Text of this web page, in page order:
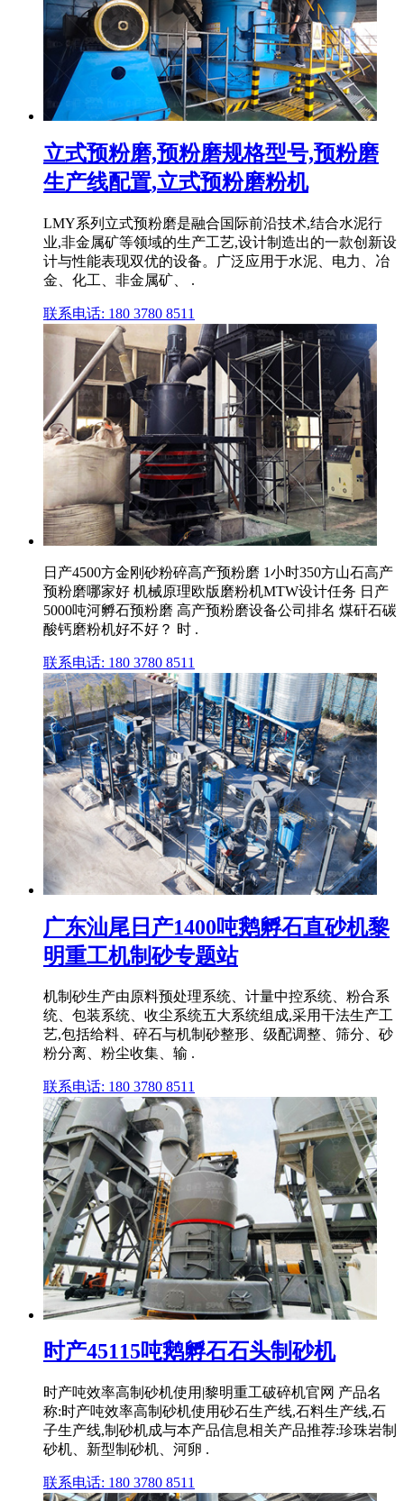
立式预粉磨,预粉磨规格型号,预粉磨
生产线配置,立式预粉磨粉机
LMY系列立式预粉磨是融合国际前沿技术,结合水泥行
业,非金属矿等领域的生产工艺,设计制造出的一款创新设
计与性能表现双优的设备。广泛应用于水泥、电力、冶
金、化工、非金属矿、 .
联系电话: 180 3780 8511
日产4500方金刚砂粉碎高产预粉磨 1小时350方山石高产
预粉磨哪家好 机械原理欧版磨粉机MTW设计任务 日产
5000吨河孵石预粉磨 高产预粉磨设备公司排名 煤矸石碳
酸钙磨粉机好不好？ 时 .
联系电话: 180 3780 8511
广东汕尾日产1400吨鹅孵石直砂机黎
明重工机制砂专题站
机制砂生产由原料预处理系统、计量中控系统、粉合系
统、包装系统、收尘系统五大系统组成,采用干法生产工
艺,包括给料、碎石与机制砂整形、级配调整、筛分、砂
粉分离、粉尘收集、输 .
联系电话: 180 3780 8511
时产45115吨鹅孵石石头制砂机
时产吨效率高制砂机使用|黎明重工破碎机官网 产品名
称:时产吨效率高制砂机使用砂石生产线,石料生产线,石
子生产线,制砂机成与本产品信息相关产品推荐:珍珠岩制
砂机、新型制砂机、河卵 .
联系电话: 180 3780 8511